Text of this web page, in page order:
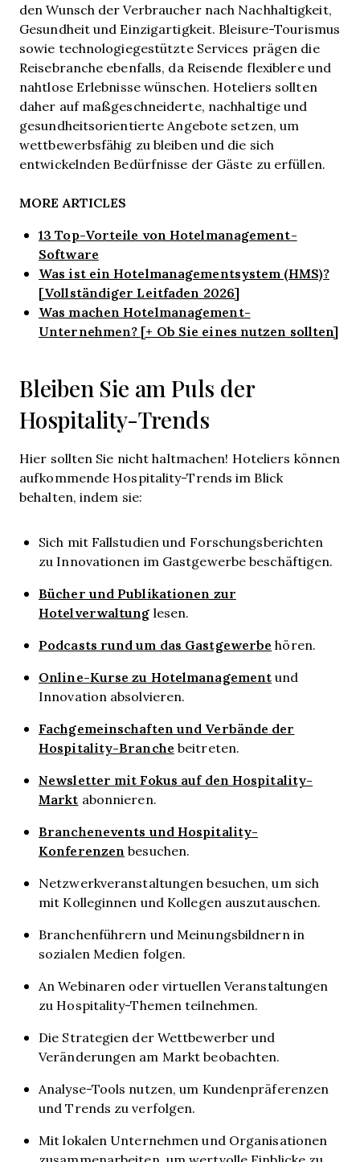
den Wunsch der Verbraucher nach Nachhaltigkeit,
Gesundheit und Einzigartigkeit. Bleisure-Tourismus
sowie technologiegestützte Services prägen die
Reisebranche ebenfalls, da Reisende flexiblere und
nahtlose Erlebnisse wünschen. Hoteliers sollten
daher auf maßgeschneiderte, nachhaltige und
gesundheitsorientierte Angebote setzen, um
wettbewerbsfähig zu bleiben und die sich
entwickelnden Bedürfnisse der Gäste zu erfüllen.
MORE ARTICLES
13 Top-Vorteile von Hotelmanagement-
Software
Was ist ein Hotelmanagementsystem (HMS)?
[Vollständiger Leitfaden 2026]
Was machen Hotelmanagement-
Unternehmen? [+ Ob Sie eines nutzen sollten]
Bleiben Sie am Puls der
Hospitality-Trends
Hier sollten Sie nicht haltmachen! Hoteliers können
aufkommende Hospitality-Trends im Blick
behalten, indem sie:
Sich mit Fallstudien und Forschungsberichten
zu Innovationen im Gastgewerbe beschäftigen.
Bücher und Publikationen zur
Hotelverwaltung lesen.
Podcasts rund um das Gastgewerbe hören.
Online-Kurse zu Hotelmanagementund
Innovation absolvieren.
Fachgemeinschaften und Verbände der
Hospitality-Branche beitreten.
Newsletter mit Fokus auf den Hospitality-
Markt abonnieren.
Branchenevents und Hospitality-
Konferenzen besuchen.
Netzwerkveranstaltungen besuchen, um sich
mit Kolleginnen und Kollegen auszutauschen.
Branchenführern und Meinungsbildnern in
sozialen Medien folgen.
An Webinaren oder virtuellen Veranstaltungen
zu Hospitality-Themen teilnehmen.
Die Strategien der Wettbewerber und
Veränderungen am Markt beobachten.
Analyse-Tools nutzen, um Kundenpräferenzen
und Trends zu verfolgen.
Mit lokalen Unternehmen und Organisationen